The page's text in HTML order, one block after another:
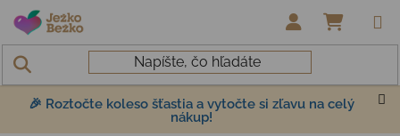
Prejsť na obsah
🎉 Roztočte koleso šťastia a vytočte si zľavu na celý
nákup!